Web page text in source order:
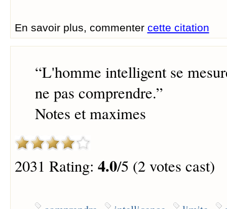
En savoir plus, commenter cette citation
“L'homme intelligent se
ne pas comprendre.”
Notes et maximes
2031 Rating: 4.0/5 (2 votes cast)